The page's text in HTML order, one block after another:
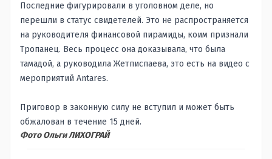
Последние фигурировали в уголовном деле, но
перешли в статус свидетелей. Это не распространяется
на руководителя финансовой пирамиды, коим признали
Тропанец. Весь процесс она доказывала, что была
тамадой, а руководила Жетписпаева, это есть на видео с
мероприятий Antares.
Приговор в законную силу не вступил и может быть
обжалован в течение 15 дней.
Фото Ольги ЛИХОГРАЙ